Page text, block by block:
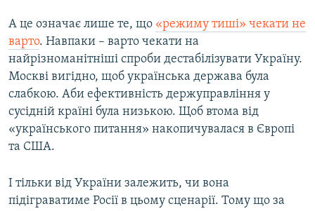
А це означає лише те, що «режиму тиші» чекати не
варто. Навпаки – варто чекати на
найрізноманітніші спроби дестабілізувати Україну.
Москві вигідно, щоб українська держава була
слабкою. Аби ефективність держуправління у
сусідній країні була низькою. Щоб втома від
«українського питання» накопичувалася в Європі
та США.
І тільки від України залежить, чи вона
підіграватиме Росії в цьому сценарії. Тому що за